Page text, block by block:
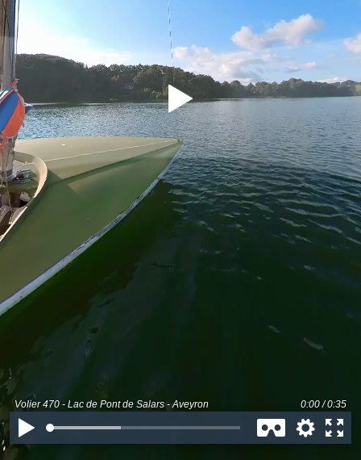
Volier 470 - Lac de Pont de Salars - Aveyron 0:00 / 0:35